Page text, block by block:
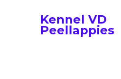
Kennel VD
Peellappies